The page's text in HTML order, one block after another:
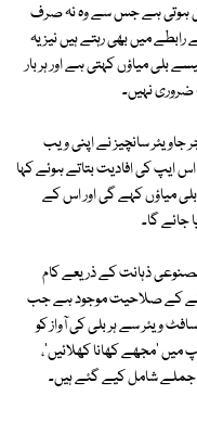
ہوتی ہے جس سے وہ نہ صرف
میں بھی رہتے ہیں نیز یہ
بلی میاؤں کہتی ہے اور ہر بار
نہیں۔
جاویئر سانچیز نے اپنی ویب
ایپ کی افادیت بتاتے ہوئے کہا
میاؤں کہے گی اور اس کے
جائے گا۔
ذہانت کے ذریعے کام
کرنے کے صلاحیت موجود ہے جب
ویئر سے ہر بلی کی آواز کو
'مجھے کھانا کھلائیں'،